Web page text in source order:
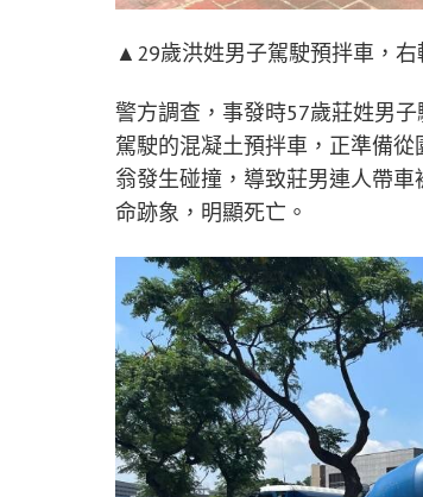
▲29歲洪姓男子駕駛預拌車，右
警方調查，事發時57歲莊姓男
駕駛的混凝土預拌車，正準備
翁發生碰撞，導致莊男連人帶
命跡象，明顯死亡。